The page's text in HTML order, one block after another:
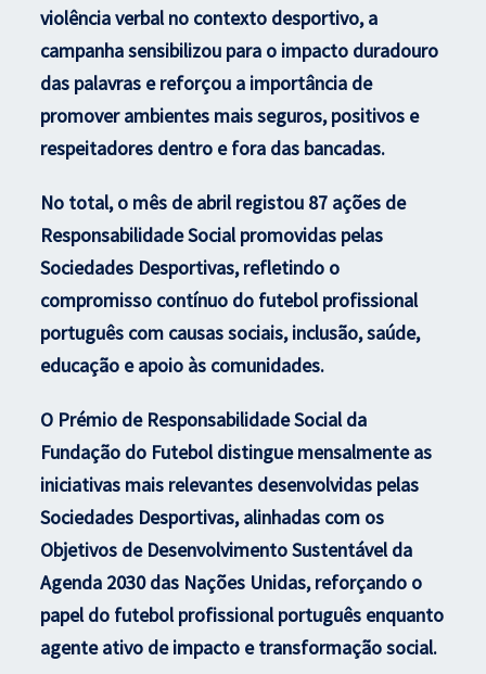
violência verbal no contexto desportivo, a
campanha sensibilizou para o impacto duradouro
das palavras e reforçou a importância de
promover ambientes mais seguros, positivos e
respeitadores dentro e fora das bancadas.
No total, o mês de abril registou 87 ações de
Responsabilidade Social promovidas pelas
Sociedades Desportivas, refletindo o
compromisso contínuo do futebol profissional
português com causas sociais, inclusão, saúde,
educação e apoio às comunidades.
O Prémio de Responsabilidade Social da
Fundação do Futebol distingue mensalmente as
iniciativas mais relevantes desenvolvidas pelas
Sociedades Desportivas, alinhadas com os
Objetivos de Desenvolvimento Sustentável da
Agenda 2030 das Nações Unidas, reforçando o
papel do futebol profissional português enquanto
agente ativo de impacto e transformação social.